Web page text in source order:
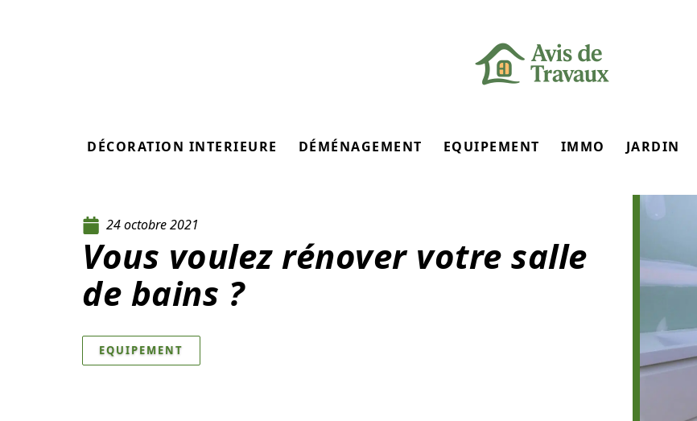
DÉCORATION INTERIEURE DÉMÉNAGEMENT EQUIPEMENT IMMO JARDIN
24 octobre 2021
Vous voulez rénover votre salle
de bains ?
EQUIPEMENT